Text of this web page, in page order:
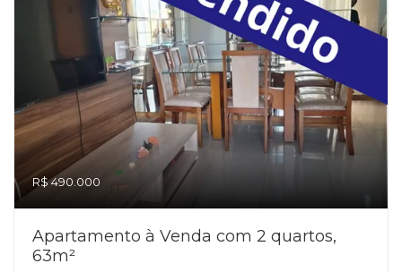
R$ 490.000
Apartamento à Venda com 2 quartos,
63m²